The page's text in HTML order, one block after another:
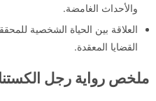
والأحداث الغامضة.
العلاقة بين الحياة الشخصية
القضايا المعقدة.
ملخص رواية رجل